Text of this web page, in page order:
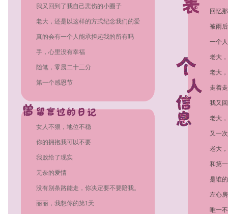
我又回到了我自己悲伤的小圈子
老大，还是以这样的方式纪念我们的爱
情吧
真的会有一个人能承担起我的所有吗
手，心里没有幸福
随笔，零晨二十三分
第一个感恩节
女人不狠，地位不稳
你的拥抱我可以不要
我败给了现实
无奈的爱情
没有别条路能走，你决定要不要陪我。
丽丽，我想你的第1天
回忆
被雨
一个
老大
老大
走着
我又
圈子
老大
又一
老大
念我
和第
是谁
左心
唯一